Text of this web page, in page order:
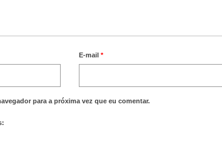
E-mail*
para a próxima vez que eu comentar.